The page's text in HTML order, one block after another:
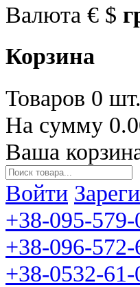
Валюта € $
Корзина
Товаров 0 шт.
На сумму
Ваша
Войти
+38-095-579-
+38-096-572-
+38-0532-61-